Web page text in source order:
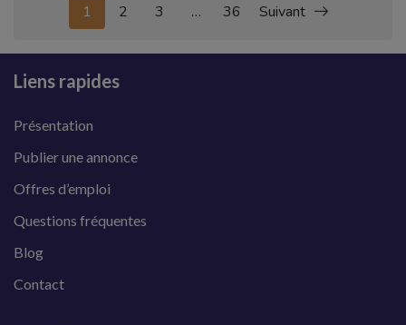
1 2 3 … 36 Suivant
Liens rapides
Présentation
Publier une annonce
Offres d’emploi
Questions fréquentes
Blog
Contact